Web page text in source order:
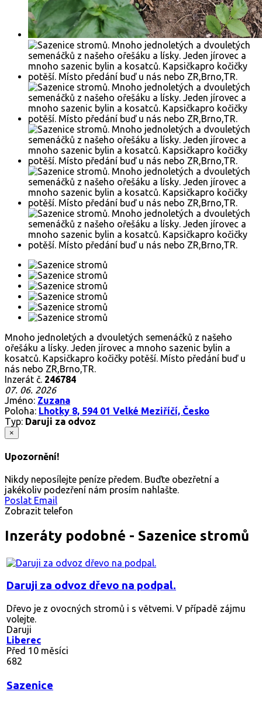
Mnoho jednoletých a dvouletých semenáčků z našeho
ořešáku a lísky. Jeden jírovec a mnoho sazenic bylin a
kosatců. Kapsičkapro kočičky potěší. Místo předání buď u
nás nebo ZR,Brno,TR.
Inzerát č. 246784
07. 06. 2026
Jméno: Zuzana
Poloha: Lhotky 8, 594 01 Velké Meziříčí, Česko
Typ: Daruji za odvoz
×
Upozornění!
Nikdy neposílejte peníze předem. Buďte obezřetní a
jakékoliv podezření nám prosím nahlašte.
Poslat Email
Zobrazit telefon
Inzeráty podobné - Sazenice stromů
Daruji za odvoz dřevo na podpal.
Dřevo je z ovocných stromů i s větvemi. V případě zájmu
volejte.
Daruji
Liberec
Před 10 měsíci
682
Sazenice